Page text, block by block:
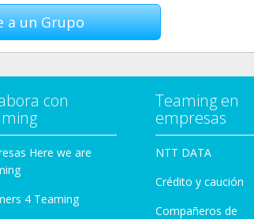
a un Grupo
con
Here we are
4 Teaming
Teaming en
empresas
NTT DATA
Crédito y caución
Compañeros de